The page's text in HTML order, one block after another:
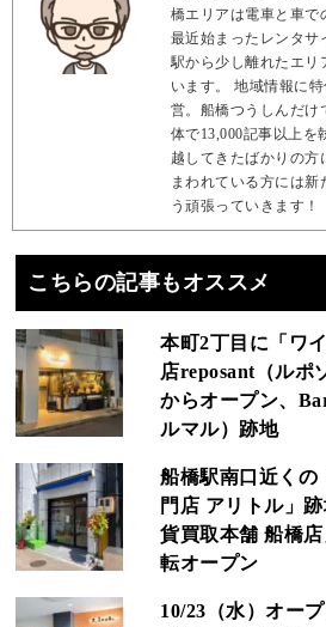
橋エリアは電車と車で
最近始まったレンタサ
駅から少し離れたエリ
います。 地域情報に
営。船橋つうしんだけ
体で13,000記事以上を
越してきたばかりの方
まわれている方には新
う頑張っていきます！
こちらの記事もオススメ
本町2丁目に「ワ
店reposant（ルポ
からオープン、
ルマル）跡地
船橋駅南口近くの
門店 アリトル」
貨買取本舗 船橋
転オープン
10/23（水）オー